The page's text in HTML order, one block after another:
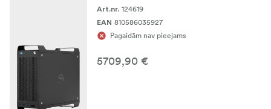
Art.nr. 124619
EAN 810586035927
Pagaidām nav pieejams
5709,90 €